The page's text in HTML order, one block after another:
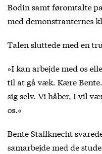
Bodin samt føromtalte
med demonstranternes
Talen sluttede med en
»I kan arbejde med os
til at gå væk. Kære
sig selv. Vi håber, I vil
os.«
Bente Stallknecht
samarbejde med de